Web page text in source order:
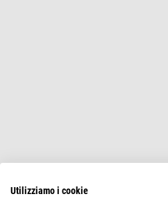
Utilizziamo i cookie